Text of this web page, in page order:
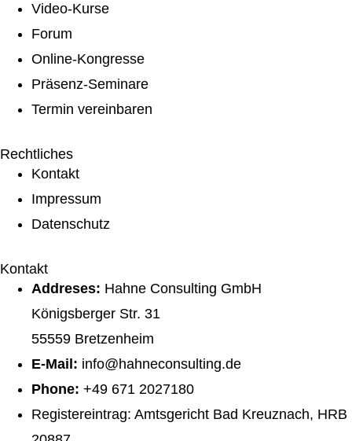
Video-Kurse
Forum
Online-Kongresse
Präsenz-Seminare
Termin vereinbaren
Rechtliches
Kontakt
Impressum
Datenschutz
Kontakt
Addreses: Hahne Consulting GmbH
Königsberger Str. 31
55559 Bretzenheim
E-Mail: info@hahneconsulting.de
Phone: +49 671 2027180
Registereintrag: Amtsgericht Bad Kreuznach, HRB